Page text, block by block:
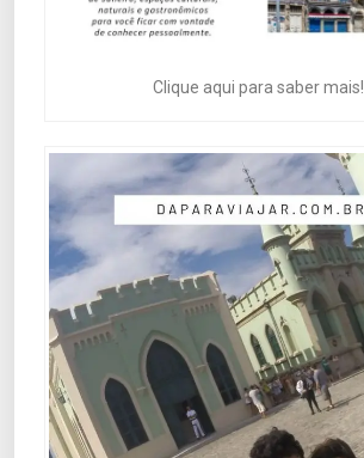
Clique aqui para saber mais!